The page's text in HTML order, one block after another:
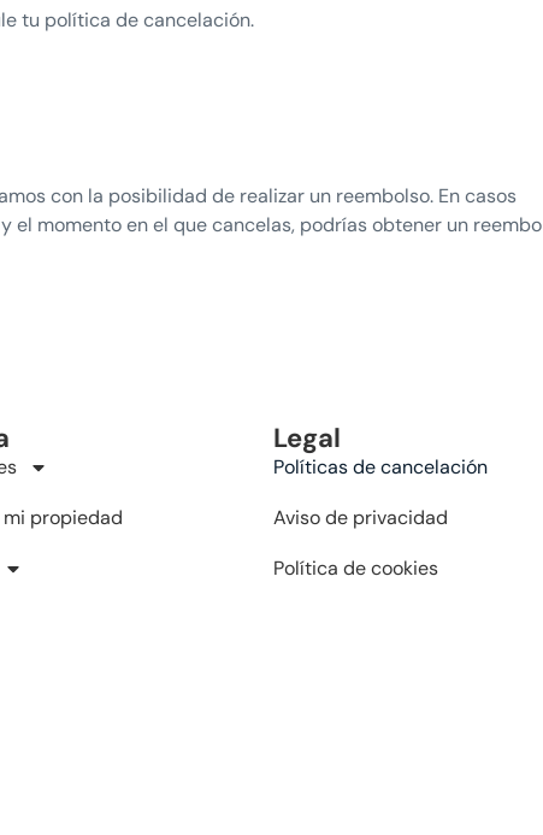
tu política de cancelación.
con la posibilidad de realizar un reembolso. En casos
momento en el que cancelas, podrías obtener un
propiedad
Legal
Políticas de cancelación
Aviso de privacidad
Política de cookies